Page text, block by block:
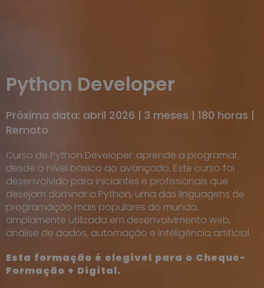
Python Developer
Próxima data: abril 2026 | 3 meses | 180 horas |
Remoto
Curso de Python Developer: aprende a programar,
desde o nível básico ao avançado. Este curso foi
desenvolvido para iniciantes e profissionais que
desejam dominar o Python, uma das linguagens de
programação mais populares do mundo,
amplamente utilizada em desenvolvimento web,
análise de dados, automação e inteligência artificial.
Esta formação é elegível para o Cheque-
Formação + Digital.